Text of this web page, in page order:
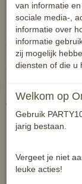
Luxe oornetje:
- beschermt het
- stof van
- 100% polyester
-
Winkelprijs elders
Reacties
van informatie
sociale media-,
informatie over
informatie
zij mogelijk
diensten of die u
Welkom op
Gebruik
jarig bestaan.
Vergeet je niet
leuke acties!